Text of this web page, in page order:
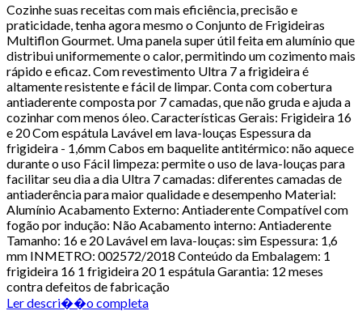
Cozinhe suas receitas com mais eficiência, precisão e
praticidade, tenha agora mesmo o Conjunto de Frigideiras
Multiflon Gourmet. Uma panela super útil feita em alumínio que
distribui uniformemente o calor, permitindo um cozimento mais
rápido e eficaz. Com revestimento Ultra 7 a frigideira é
altamente resistente e fácil de limpar. Conta com cobertura
antiaderente composta por 7 camadas, que não gruda e ajuda a
cozinhar com menos óleo. Características Gerais: Frigideira 16
e 20 Com espátula Lavável em lava-louças Espessura da
frigideira - 1,6mm Cabos em baquelite antitérmico: não aquece
durante o uso Fácil limpeza: permite o uso de lava-louças para
facilitar seu dia a dia Ultra 7 camadas: diferentes camadas de
antiaderência para maior qualidade e desempenho Material:
Alumínio Acabamento Externo: Antiaderente Compatível com
fogão por indução: Não Acabamento interno: Antiaderente
Tamanho: 16 e 20 Lavável em lava-louças: sim Espessura: 1,6
mm INMETRO: 002572/2018 Conteúdo da Embalagem: 1
frigideira 16 1 frigideira 20 1 espátula Garantia: 12 meses
contra defeitos de fabricação
Ler descri��o completa